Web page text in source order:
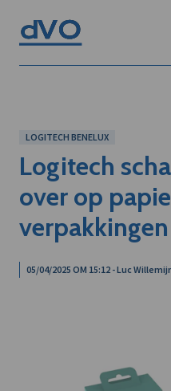
LOGITECH BENELUX
Logitech
over op
verpakkingen
05/04/2025 OM 15:12 - Luc